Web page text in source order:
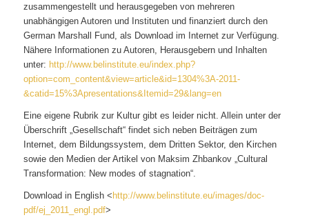
zusammengestellt und herausgegeben von mehreren
unabhängigen Autoren und Instituten und finanziert durch den
German Marshall Fund, als Download im Internet zur Verfügung.
Nähere Informationen zu Autoren, Herausgebern und Inhalten
unter: http://www.belinstitute.eu/index.php?
option=com_content&view=article&id=1304%3A-2011-
&catid=15%3Apresentations&Itemid=29&lang=en
Eine eigene Rubrik zur Kultur gibt es leider nicht. Allein unter der
Überschrift „Gesellschaft“ findet sich neben Beiträgen zum
Internet, dem Bildungssystem, dem Dritten Sektor, den Kirchen
sowie den Medien der Artikel von Maksim Zhbankov „Cultural
Transformation: New modes of stagnation“.
Download in English <http://www.belinstitute.eu/images/doc-
pdf/ej_2011_engl.pdf>